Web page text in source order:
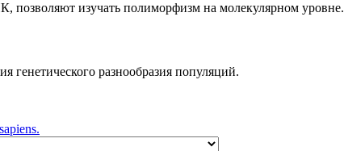
позволяют изучать полиморфизм на молекулярном уровне.
генетического разнообразия популяций.